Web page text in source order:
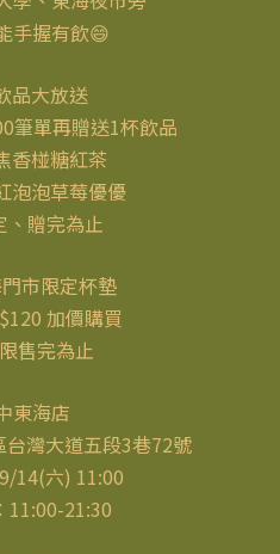
手握有飲😄
品大放送
筆單再贈送1杯飲品
香椪糖紅茶
泡泡草莓優優
、贈完為止
市限定杯墊
加價購買
售完為止
東海店
灣大道五段3巷72號
14(六) 11:00
11:00-21:30